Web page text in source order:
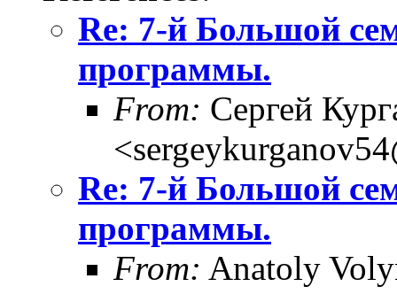
Re: 7-й Большой
программы.
From: Сергей
Re: 7-й Большой
программы.
From: Anatoly